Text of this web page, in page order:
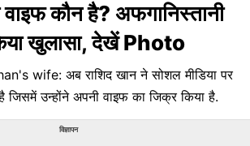
कौन है? अफगानिस्तानी
खुलासा, देखें Photo
wife: अब राशिद खान ने सोशल मीडिया पर
जिसमें उन्होंने अपनी वाइफ का जिक्र किया है.
विज्ञापन